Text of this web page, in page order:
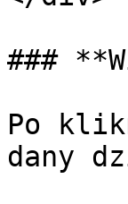
###
Po
dany